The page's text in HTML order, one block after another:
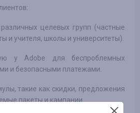
целевых групп (частные
и учителя, школы и университеты).
у Adobe для беспроблемных
и безопасными платежами.
такие как скидки, предложения
пакеты и кампании.